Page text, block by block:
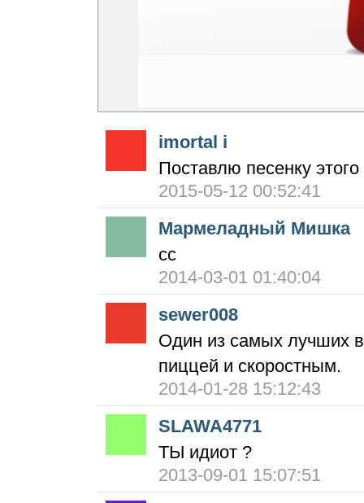
imortal i
Поставлю песенку
2015-05-12 00:52:41
Мармеладный Мишка
сс
2014-03-01 01:40:04
sewer008
Один из самых лучших
пиццей и скоростным.
2014-01-28 15:12:43
SLAWA4771
ТЫ идиот ?
2013-09-01 15:07:51